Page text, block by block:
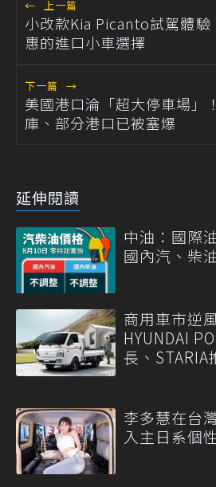
← 上一篇
小改款Kia Picanto試駕體驗
惠的進口小車選擇
下一篇 →
美國港口淪「超大停車場」
庫、部分港口已被塞爆
延伸閱讀
中油：國際
國內汽、柴
商用車市逆
HYUNDAI
長、
李多慧在台
入主日系個